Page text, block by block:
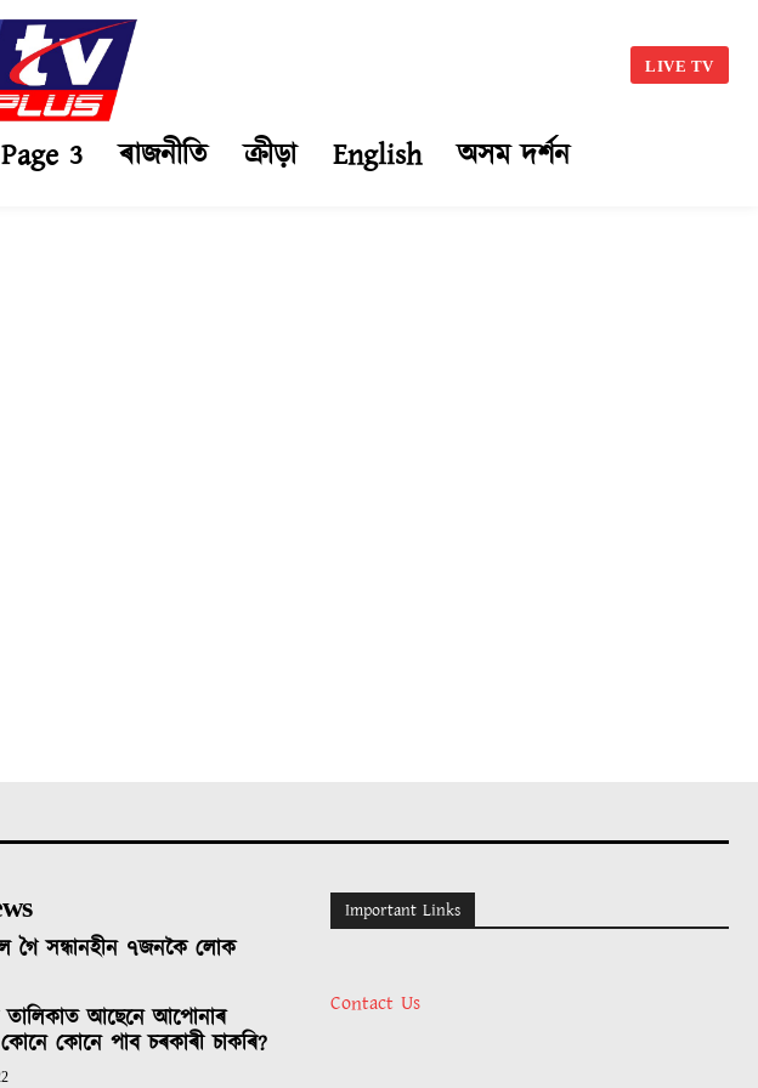
LIVE TV
Page 3 ৰাজনীতি ক্ৰীড়া English অসম দৰ্শন
গৈ সন্ধানহীন ৭জনকৈ লোক
তালিকাত আছেনে আপোনাৰ
কোনে পাব চৰকাৰী চাকৰি?
Important Links
Contact Us